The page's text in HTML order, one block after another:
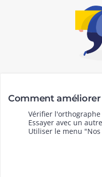
Comment
Vérifier
Essayer avec un
Utiliser le menu